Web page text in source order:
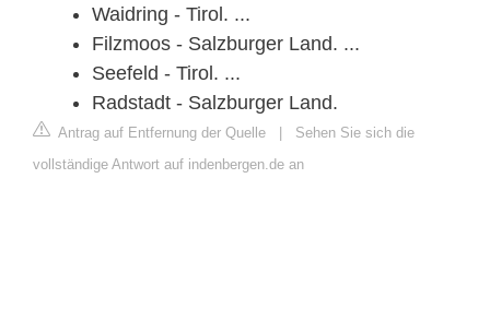
Waidring - Tirol. ...
Filzmoos - Salzburger Land. ...
Seefeld - Tirol. ...
Radstadt - Salzburger Land.
Antrag auf Entfernung der Quelle
Sehen Sie sich die
vollständige Antwort auf indenbergen.de an